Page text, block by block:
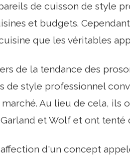
de cuisson de style
et budgets.
que les véritables
de la tendance des
de style professionnel
Au lieu de cela, ils
et Wolf et ont tenté
d'un concept